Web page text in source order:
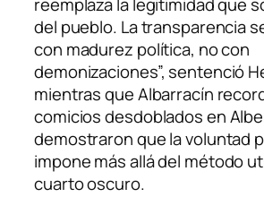
del pueblo. La transparencia
con madurez política, no con
demonizaciones”, sentenció
mientras que Albarracín
comicios desdoblados en
demostraron que la voluntad
impone más allá del método
cuarto oscuro.